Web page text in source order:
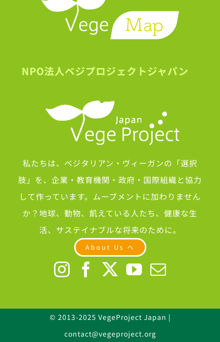
NPO法人ベジプロジェクトジャパン
私たちは、ベジタリアン・ヴィーガンの「選択
肢」を、企業・教育機関・政府・国際組織と協力
して作っています。ムーブメントに加わりません
か？地球、動物、飢えている人たち、健康な生
活、サステイナブルな将来のために。
About Us へ
© 2013-2025 VegeProject Japan |
contact@vegeproject.org